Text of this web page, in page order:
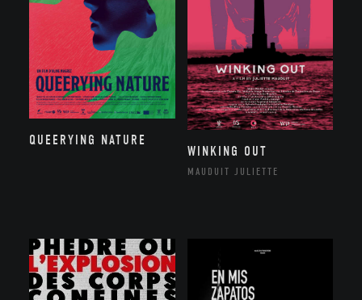
QUEERYING NATURE
WINKING OUT
MAUDUIT JULIETTE